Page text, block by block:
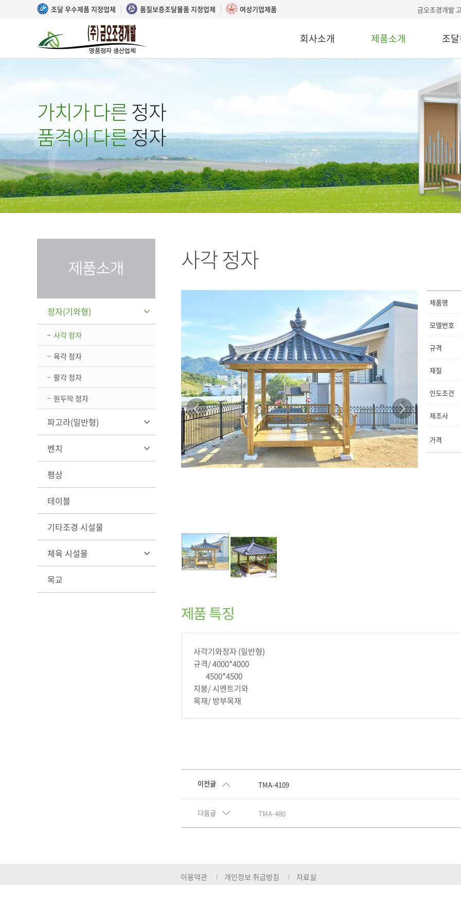
조달 우수제품 지정업체 품질보증조달물품 지정업체 여성기업제품 금오조경개발
회사소개 제품소개 조
가치가 다른정자
품격이 다른정자
제품소개
정자(기와형)
사각 정자
육각 정자
팔각 정자
원두막 정자
파고라(일반형)
벤치
평상
테이블
기타조경 시설물
체육 시설물
목교
사각 정자
제품명
모델번호
규격
재질
인도조건
제조사
가격
제품 특징
사각기와정자 (일반형)
규격/ 4000*4000
4500*4500
지붕/ 시멘트기와
목재/ 방부목재
이전글 TMA-4109
다음글 TMA-480
이용약관 개인정보 취급방침 자료실